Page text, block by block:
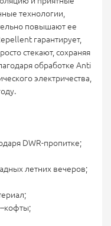
технологии,
повышают ее
гарантирует,
стекают, сохраняя
обработке Anti
электричества,
DWR-пропитке;
летних вечеров;
–кофты;